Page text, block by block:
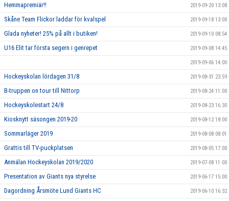
Hemmapremiär!! 2019-09-20 13:08
Skåne Team Flickor laddar för kvalspel 2019-09-18 13:00
Glada nyheter! 25% på allt i butiken! 2019-09-10 08:54
U16 Elit tar första segern i genrepet 2019-09-08 14:45
2019-09-06 14:00
Hockeyskolan lördagen 31/8 2019-08-31 23:59
B-truppen on tour till Nittorp 2019-08-24 11:00
Hockeyskolestart 24/8 2019-08-23 16:30
Kiosknytt säsongen 2019-20 2019-08-12 18:00
Sommarläger 2019 2019-08-08 08:01
Grattis till TV-puckplatsen 2019-08-05 17:00
Anmälan Hockeyskolan 2019/2020 2019-07-08 11:00
Presentation av Giants nya styrelse 2019-06-17 15:00
Dagordning Årsmöte Lund Giants HC 2019-06-10 16:32